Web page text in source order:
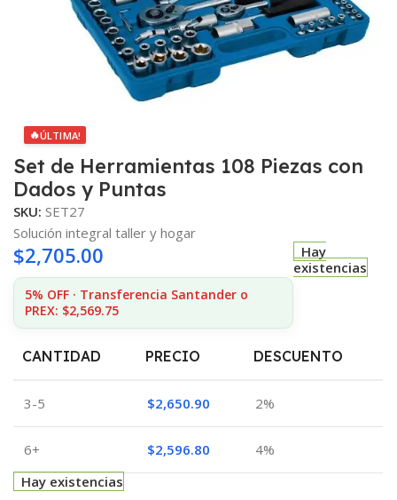
🔥ÚLTIMA!
Set de Herramientas 108 Piezas con
Dados y Puntas
SKU: SET27
Solución integral taller y hogar
$2,705.00
5% OFF · Transferencia Santander o
PREX: $2,569.75
Hay
existencias
CANTIDAD PRECIO DESCUENTO
3-5 $2,650.90 2%
6+ $2,596.80
4%
Hay existencias